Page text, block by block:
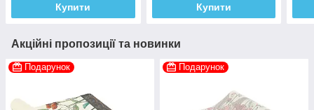
Купити Купити
Акційні пропозиції та новинки
Подарунок Подарунок